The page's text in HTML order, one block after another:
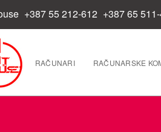
+387 55 212-612 +387 65
RAČUNARI RAČUNARSKE